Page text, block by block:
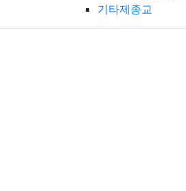
기타제종교